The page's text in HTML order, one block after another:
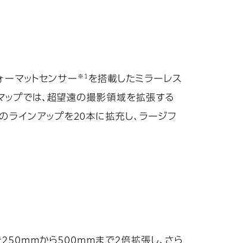
マットセンサー ※1 を搭載したミラーレス
ップでは、超望遠の撮影領域を拡張する
ラインアップを20本に拡充し、ラージフ